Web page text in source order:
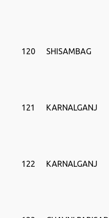
120 SHISAMBAG
121 KARNALGANJ
122 KARNALGANJ